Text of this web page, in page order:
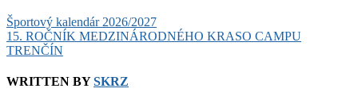
Športový kalendár 2026/2027
15. ROČNÍK MEDZINÁRODNÉHO KRASO CAMPU
TRENČÍN
WRITTEN BYSKRZ